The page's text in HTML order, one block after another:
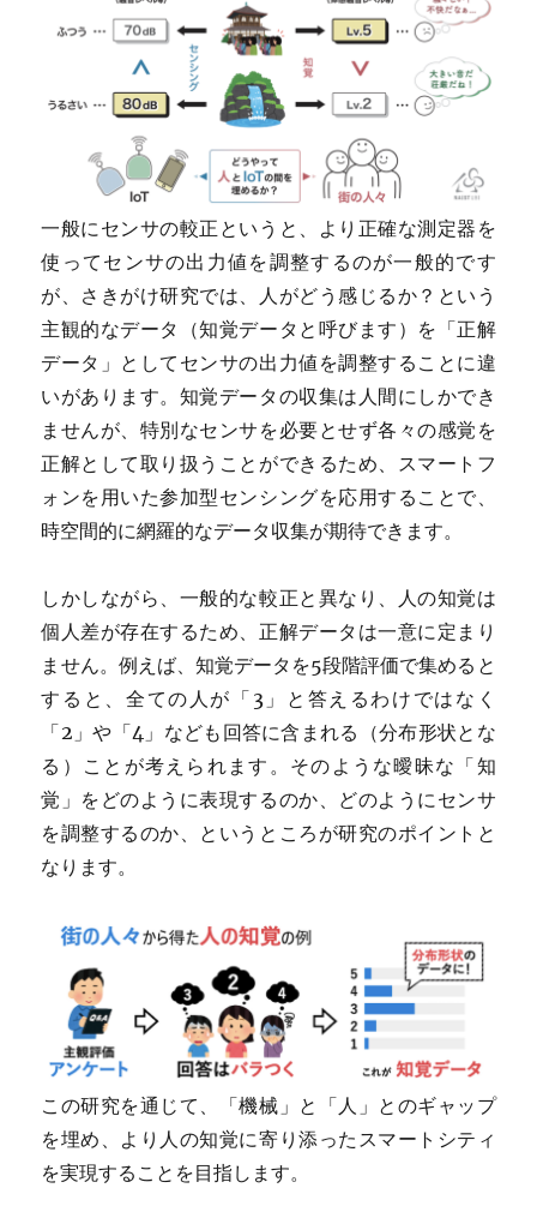
一般にセンサの較正というと、より正確な測定器を
使ってセンサの出力値を調整するのが一般的です
が、さきがけ研究では、人がどう感じるか？という
主観的なデータ（知覚データと呼びます）を「正解
データ」としてセンサの出力値を調整することに違
いがあります。知覚データの収集は人間にしかでき
ませんが、特別なセンサを必要とせず各々の感覚を
正解として取り扱うことができるため、スマートフ
ォンを用いた参加型センシングを応用することで、
時空間的に網羅的なデータ収集が期待できます。
しかしながら、一般的な較正と異なり、人の知覚は
個人差が存在するため、正解データは一意に定まり
ません。例えば、知覚データを5段階評価で集めると
すると、全ての人が「3」と答えるわけではなく
「2」や「4」なども回答に含まれる（分布形状とな
る）ことが考えられます。そのような曖昧な「知
覚」をどのように表現するのか、どのようにセンサ
を調整するのか、というところが研究のポイントと
なります。
この研究を通じて、「機械」と「人」とのギャップ
を埋め、より人の知覚に寄り添ったスマートシティ
を実現することを目指します。